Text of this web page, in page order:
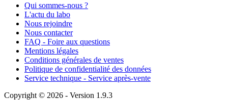
Qui sommes-nous ?
L'actu du labo
Nous rejoindre
Nous contacter
FAQ - Foire aux questions
Mentions légales
Conditions générales de ventes
Politique de confidentialité des données
Service technique - Service après-vente
Copyright © 2026 - Version 1.9.3